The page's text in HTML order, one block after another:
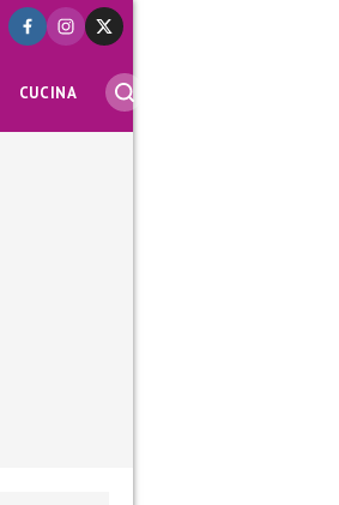
CUCINA